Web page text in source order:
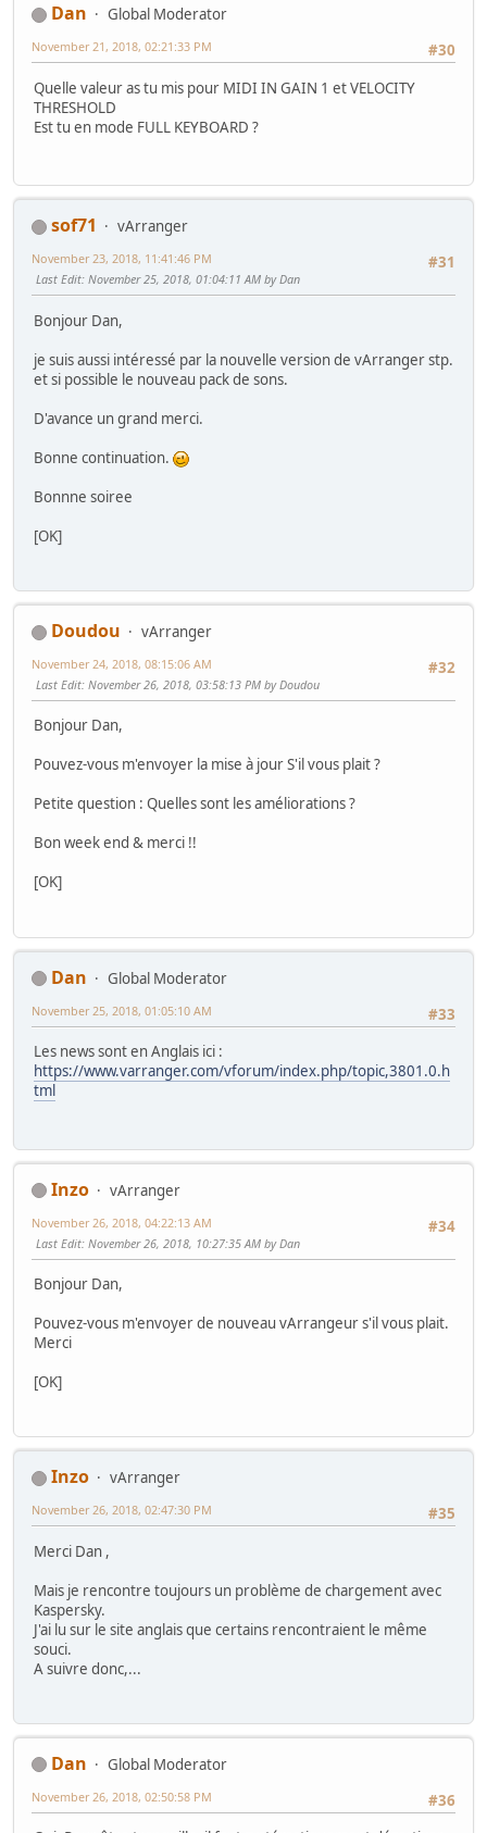
Dan
Global Moderator
#30
November 21, 2018, 02:21:33 PM
Quelle valeur as tu mis pour MIDI IN GAIN 1 et VELOCITY
THRESHOLD
Est tu en mode FULL KEYBOARD ?
sof71
vArranger
#31
November 23, 2018, 11:41:46 PM
Last Edit: November 25, 2018, 01:04:11 AM by Dan
Bonjour Dan,
je suis aussi intéressé par la nouvelle version de vArranger stp.
et si possible le nouveau pack de sons.
D'avance un grand merci.
Bonne continuation.
Bonnne soiree
[OK]
Doudou
vArranger
#32
November 24, 2018, 08:15:06 AM
Last Edit: November 26, 2018, 03:58:13 PM by Doudou
Bonjour Dan,
Pouvez-vous m'envoyer la mise à jour S'il vous plait ?
Petite question : Quelles sont les améliorations ?
Bon week end & merci !!
[OK]
Dan
Global Moderator
#33
November 25, 2018, 01:05:10 AM
Les news sont en Anglais ici :
https://www.varranger.com/vforum/index.php/topic,3801.0.h
tml
Inzo
vArranger
#34
November 26, 2018, 04:22:13 AM
Last Edit: November 26, 2018, 10:27:35 AM by Dan
Bonjour Dan,
Pouvez-vous m'envoyer de nouveau vArrangeur s'il vous plait.
Merci
[OK]
Inzo
vArranger
#35
November 26, 2018, 02:47:30 PM
Merci Dan ,
Mais je rencontre toujours un problème de chargement avec
Kaspersky.
J'ai lu sur le site anglais que certains rencontraient le même
souci.
A suivre donc,...
Dan
Global Moderator
#36
November 26, 2018, 02:50:58 PM